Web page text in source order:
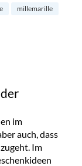
millemarille
im
auch, dass
Im